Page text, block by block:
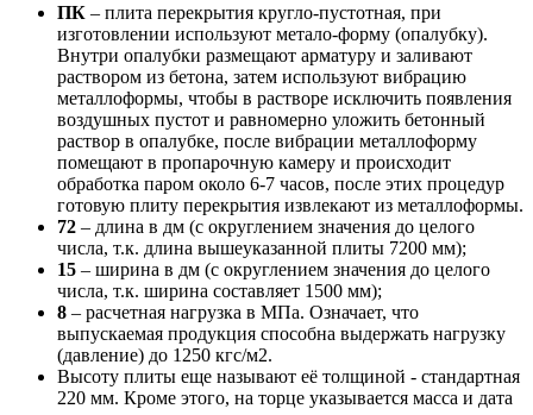
ПК – плита перекрытия кругло-пустотная, при
изготовлении используют метало-форму (опалубку).
Внутри опалубки размещают арматуру и заливают
раствором из бетона, затем используют вибрацию
металлоформы, чтобы в растворе исключить появления
воздушных пустот и равномерно уложить бетонный
раствор в опалубке, после вибрации металлоформу
помещают в пропарочную камеру и происходит
обработка паром около 6-7 часов, после этих процедур
готовую плиту перекрытия извлекают из металлоформы.
72 – длина в дм (с округлением значения до целого
числа, т.к. длина вышеуказанной плиты 7200 мм);
15 – ширина в дм (с округлением значения до целого
числа, т.к. ширина составляет 1500 мм);
8 – расчетная нагрузка в МПа. Означает, что
выпускаемая продукция способна выдержать нагрузку
(давление) до 1250 кгс/м2.
Высоту плиты еще называют её толщиной - стандартная
220 мм. Кроме этого, на торце указывается масса и дата